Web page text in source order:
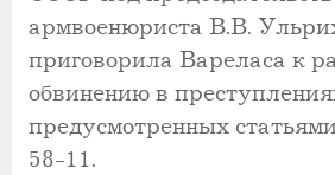
армвоенюриста В.В.
приговорила Вареласа к
обвинению в
предусмотренных
58-11.